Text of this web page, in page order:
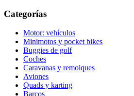
Categorías
Motor: vehículos
Minimotos y pocket bikes
Buggies de golf
Coches
Caravanas y remolques
Aviones
Quads y karting
Barcos